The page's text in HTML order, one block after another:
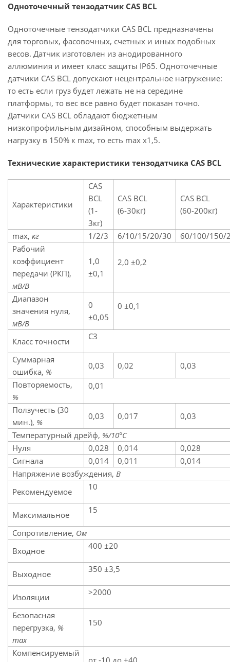
Одноточечный тензодатчик CAS BCL
Одноточечные тензодатчики CAS BCL предназначены
для торговых, фасовочных, счетных и иных подобных
весов. Датчик изготовлен из анодированного
аллюминия и имеет класс защиты IP65. Одноточечные
датчики CAS BCL допускают нецентральное нагружение:
то есть если груз будет лежать не на середине
платформы, то вес все равно будет показан точно.
Датчики CAS BCL обладают бюджетным
низкопрофильным дизайном, способным выдержать
нагрузку в 150% к max, то есть max х1,5.
Технические характеристики тензодатчика CAS BCL
Характеристики
CAS
BCL
(1-
3кг)
CAS BCL
(6-30кг)
CAS BCL
(60-200кг)
max, кг 1/2/3 6/10/15/20/30
60/100/150/
Рабочий
коэффициент
передачи (РКП),
мВ/В
1,0
±0,1
2,0 ±0,2
Диапазон
значения нуля,
мВ/В
0
±0,05
0 ±0,1
Класс точности C3
Суммарная
ошибка, %
0,03 0,02
0,03
Повторяемость,
%
0,01
Ползучесть (30
мин.), %
0,03 0,017
0,03
Температурный дрейф, %/10°C
Нуля
0,028 0,014
0,028
Сигнала
0,014 0,011
0,014
Напряжение возбуждения, В
Рекомендуемое
10
Максимальное 15
Сопротивление, Ом
Входное
400 ±20
Выходное 350 ±3,5
Изоляции >2000
Безопасная
перегрузка, %
max
150
Компенсируемый
от -10 до +40